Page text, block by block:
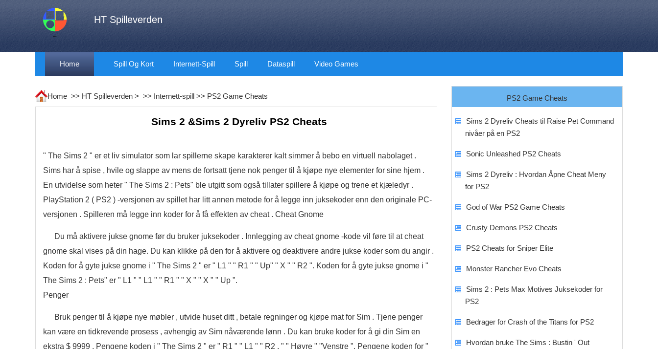
HT Spilleverden
Home Spill Og Kort Internett-Spill Spill Dataspill Video Games
Home >> HT Spilleverden > >> Internett-spill >> PS2 Game Cheats
Sims 2 &Sims 2 Dyreliv PS2 Cheats
" The Sims 2 " er et liv simulator som lar spillerne skape karakterer kalt simmer å bebo en virtuell nabolaget .
Sims har å spise , hvile og slappe av mens de fortsatt tjene nok penger til å kjøpe nye elementer for sine hjem .
En utvidelse som heter " The Sims 2 : Pets" ble utgitt som også tillater spillere å kjøpe og trene et kjæledyr .
PlayStation 2 ( PS2 ) -versjonen av spillet har litt annen metode for å legge inn juksekoder enn den originale PC-
versjonen . Spilleren må legge inn koder for å få effekten av cheat . Cheat Gnome
Du må aktivere jukse gnome før du bruker juksekoder . Innlegging av cheat gnome -kode vil føre til at cheat
gnome skal vises på din hage. Du kan klikke på den for å aktivere og deaktivere andre jukse koder som du angir .
Koden for å gyte jukse gnome i " The Sims 2 " er " L1 " " R1 " " Up" " X " " R2 ". Koden for å gyte jukse gnome i "
The Sims 2 : Pets" er " L1 " " L1 " " R1 " " X " " X " " Up ".
Penger
Bruk penger til å kjøpe nye møbler , utvide huset ditt , betale regninger og kjøpe mat for Sim . Tjene penger
kan være en tidkrevende prosess , avhengig av Sim nåværende lønn . Du kan bruke koder for å gi din Sim en
ekstra $ 9999 . Pengene koden i " The Sims 2 " er " R1 " " L1 " " R2 , " " Høyre " "Venstre ". Pengene koden for "
PS2 Game Cheats
Sims 2 Dyreliv Cheats til Raise Pet Command
nivåer på en PS2
Sonic Unleashed PS2 Cheats
Sims 2 Dyreliv : Hvordan Åpne Cheat Meny
for PS2
God of War PS2 Game Cheats
Crusty Demons PS2 Cheats
PS2 Cheats for Sniper Elite
Monster Rancher Evo Cheats
Sims 2 : Pets Max Motives Juksekoder for
PS2
Bedrager for Crash of the Titans for PS2
Hvordan bruke The Sims : Bustin ' Out